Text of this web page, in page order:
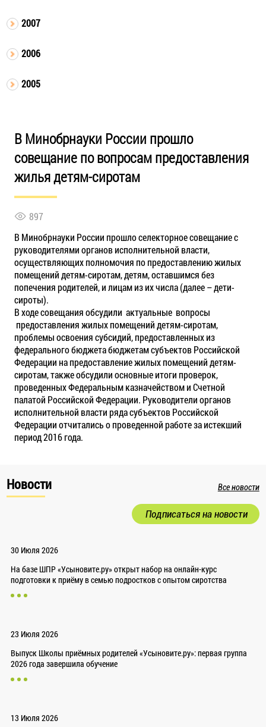
2007
2006
2005
В Минобрнауки России прошло
совещание по вопросам предоставления
жилья детям-сиротам
897
В Минобрнауки России прошло селекторное совещание с
руководителями органов исполнительной власти,
осуществляющих полномочия по предоставлению жилых
помещений детям-сиротам, детям, оставшимся без
попечения родителей, и лицам из их числа (далее – дети-
сироты).
В ходе совещания обсудили актуальные вопросы
предоставления жилых помещений детям-сиротам,
проблемы освоения субсидий, предоставленных из
федерального бюджета бюджетам субъектов Российской
Федерации на предоставление жилых помещений детям-
сиротам, также обсудили основные итоги проверок,
проведенных Федеральным казначейством и Счетной
палатой Российской Федерации. Руководители органов
исполнительной власти ряда субъектов Российской
Федерации отчитались о проведенной работе за истекший
период 2016 года.
Новости Все новости
Подписаться на новости
30 Июля 2026
На базе ШПР «Усыновите.ру» открыт набор на онлайн-курс
подготовки к приёму в семью подростков с опытом сиротства
23 Июля 2026
Выпуск Школы приёмных родителей «Усыновите.ру»: первая группа
2026 года завершила обучение
13 Июля 2026